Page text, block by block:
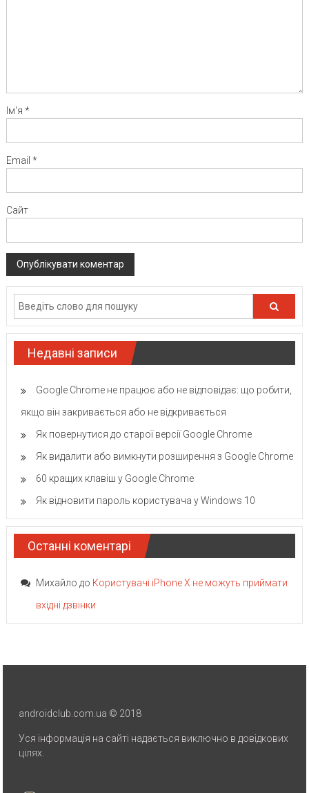
Ім'я *
Email *
Сайт
Недавні записи
Google Chrome не працює або не відповідає: що робити,
якщо він закривається або не відкривається
Як повернутися до старої версії Google Chrome
Як видалити або вимкнути розширення з Google Chrome
60 кращих клавіш у Google Chrome
Як відновити пароль користувача у Windows 10
Останні коментарі
Михайло до Користувачі iPhone X не можуть приймати
вхідні дзвінки
androidclub.com.ua © 2018
Уся інформація на сайті надається виключно в довідкових
цілях.